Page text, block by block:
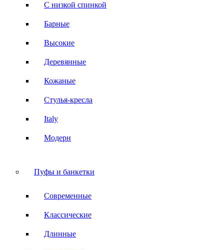
С низкой спинкой
Барные
Высокие
Деревянные
Кожаные
Стулья-кресла
Italy
Модерн
Пуфы и банкетки
Современные
Классические
Длинные